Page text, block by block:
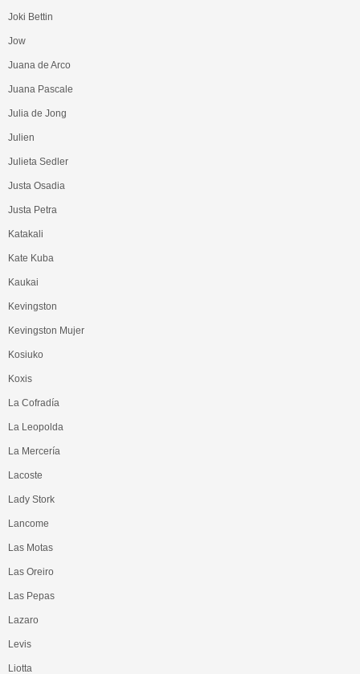
Joki Bettin
Jow
Juana de Arco
Juana Pascale
Julia de Jong
Julien
Julieta Sedler
Justa Osadia
Justa Petra
Katakali
Kate Kuba
Kaukai
Kevingston
Kevingston Mujer
Kosiuko
Koxis
La Cofradía
La Leopolda
La Mercería
Lacoste
Lady Stork
Lancome
Las Motas
Las Oreiro
Las Pepas
Lazaro
Levis
Liotta